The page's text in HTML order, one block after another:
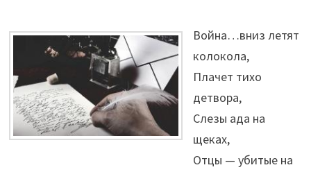
Война…вниз летят
колокола,
Плачет тихо
детвора,
Слезы ада на
щеках,
Отцы — убитые на